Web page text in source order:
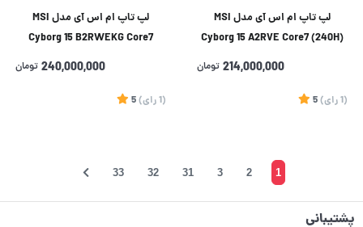
لپ تاپ ام اس آی مدل MSI
Cyborg 15 A2RVE Core7 (240H)
16GB 1TB SSD 6GB (RTX4050)
214,000,000 تومان
(1 رای)
5
لپ تاپ ام اس آی مدل MSI
Cyborg 15 B2RWEKG Core7
(240H) 16GB 1TB SSD 8GB
240,000,000 تومان
(1 رای)
5
1
2
3
31
32
33
پشتیبانی